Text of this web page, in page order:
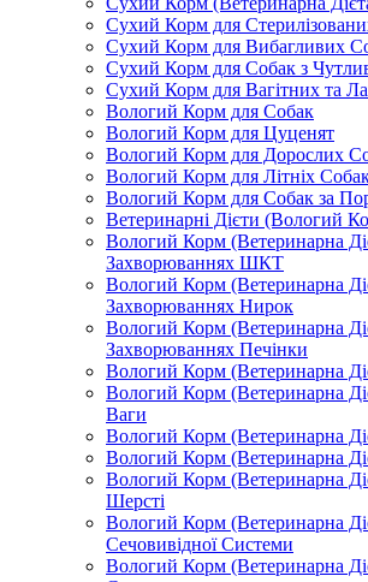
Сухий Корм для
Сухий Корм для Вибагливих
Сухий Корм для Собак з
Сухий Корм для Вагітних та
Вологий Корм для Собак
Вологий Корм для Цуценят
Вологий Корм для Дорослих
Вологий Корм для Літніх
Вологий Корм для Собак за
Ветеринарні Дієти (Вологий
Вологий Корм (Ветеринарна
Захворюваннях ШКТ
Вологий Корм (Ветеринарна
Захворюваннях Нирок
Вологий Корм (Ветеринарна
Захворюваннях Печінки
Вологий Корм (Ветеринарна
Вологий Корм (Ветеринарна
Ваги
Вологий Корм (Ветеринарна
Вологий Корм (Ветеринарна
Вологий Корм (Ветеринарна
Шерсті
Вологий Корм (Ветеринарна
Сечовивідної Системи
Вологий Корм (Ветеринарна